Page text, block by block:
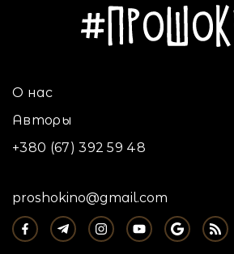
О нас
Авторы
+380 (67) 392 59 48
proshokino@gmail.com